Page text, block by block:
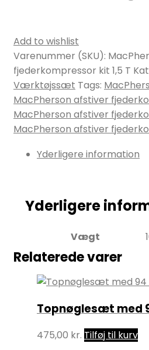
Add to wishlist
Varenummer (SKU):
fjederkompressor kit 1,5 T
Værktøjssæt Tags:
MacPherson afstiver
MacPherson afstiver
MacPherson afstiver
Yderligere information
Yderligere
Vægt
Relaterede varer
Topnøglesæt med
475,00 kr. Tilføj til kurv